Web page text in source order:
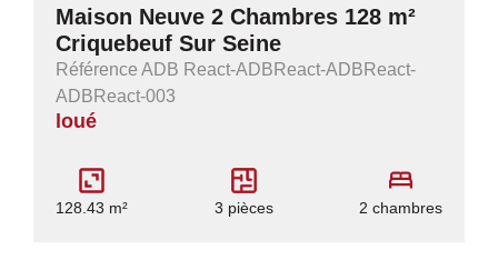
Maison Neuve 2 Chambres 128 m²
Criquebeuf Sur Seine
Référence ADB React-ADBReact-ADBReact-
ADBReact-003
loué
128.43 m² 3 pièces 2 chambres